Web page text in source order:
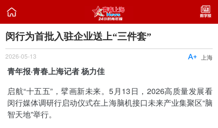

闵行为首批入驻企业送上“三件套”
2026-05-13 上海

青年报·青春上海记者 杨力佳
启航“十五五”，擘画新未来。5月13日，2026高质量发展看
闵行媒体调研行启动仪式在上海脑机接口未来产业集聚区“脑
智天地”举行。